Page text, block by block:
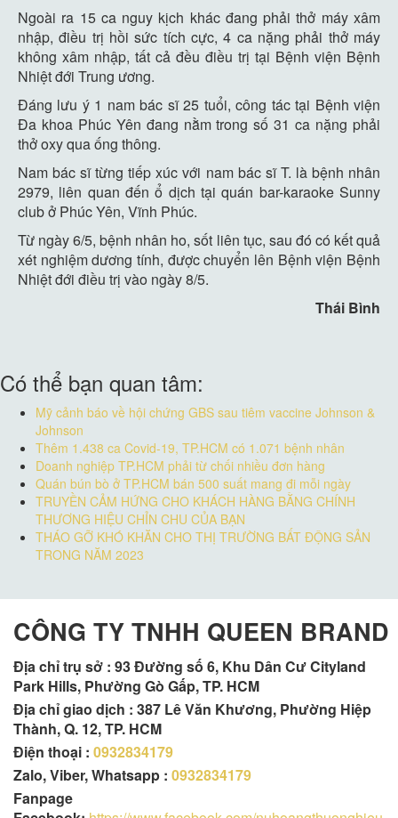
Ngoài ra 15 ca nguy kịch khác đang phải thở máy xâm
nhập, điều trị hồi sức tích cực, 4 ca nặng phải thở máy
không xâm nhập, tất cả đều điều trị tại Bệnh viện Bệnh
Nhiệt đới Trung ương.
Đáng lưu ý 1 nam bác sĩ 25 tuổi, công tác tại Bệnh viện
Đa khoa Phúc Yên đang nằm trong số 31 ca nặng phải
thở oxy qua ống thông.
Nam bác sĩ từng tiếp xúc với nam bác sĩ T. là bệnh nhân
2979, liên quan đến ổ dịch tại quán bar-karaoke Sunny
club ở Phúc Yên, Vĩnh Phúc.
Từ ngày 6/5, bệnh nhân ho, sốt liên tục, sau đó có kết quả
xét nghiệm dương tính, được chuyển lên Bệnh viện Bệnh
Nhiệt đới điều trị vào ngày 8/5.
Thái Bình
Có thể bạn quan tâm:
Mỹ cảnh báo về hội chứng GBS sau tiêm vaccine Johnson &
Johnson
Thêm 1.438 ca Covid-19, TP.HCM có 1.071 bệnh nhân
Doanh nghiệp TP.HCM phải từ chối nhiều đơn hàng
Quán bún bò ở TP.HCM bán 500 suất mang đi mỗi ngày
TRUYỀN CẢM HỨNG CHO KHÁCH HÀNG BẰNG CHÍNH
THƯƠNG HIỆU CHỈN CHU CỦA BẠN
THÁO GỠ KHÓ KHĂN CHO THỊ TRƯỜNG BẤT ĐỘNG SẢN
TRONG NĂM 2023
CÔNG TY TNHH QUEEN BRAND
Địa chỉ trụ sở : 93 Đường số 6, Khu Dân Cư Cityland
Park Hills, Phường Gò Gấp, TP. HCM
Địa chỉ giao dịch : 387 Lê Văn Khương, Phường Hiệp
Thành, Q. 12, TP. HCM
Điện thoại : 0932834179
Zalo, Viber, Whatsapp : 0932834179
Fanpage